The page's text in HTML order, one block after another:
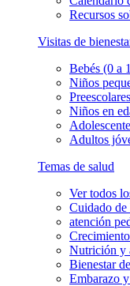
Recursos
Visitas de
Bebés (0 a
Niños
Niños en
Adultos
Temas de salud
Ver todos
Cuidado de
atención
Nutrición y
Bienestar
Embarazo